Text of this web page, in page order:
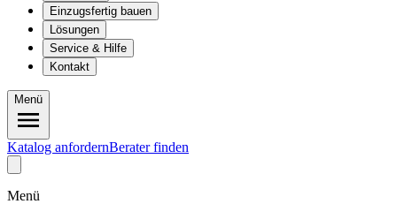
Einzugsfertig bauen
Lösungen
Service & Hilfe
Kontakt
Menü
Katalog anfordernBerater finden
Menü